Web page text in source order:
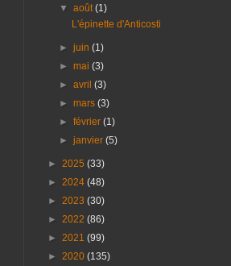
▼août(1)
L'épinette d'Anticosti
►juin(1)
►mai(3)
►avril(3)
►mars(3)
►février(1)
►janvier(5)
► 2025 (33)
► 2024 (48)
► 2023 (30)
► 2022 (86)
► 2021 (99)
► 2020 (135)